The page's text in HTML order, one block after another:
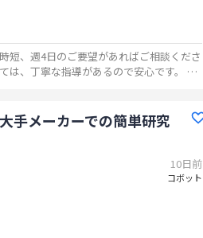
手メーカーでの簡単研究
10日前
コボット